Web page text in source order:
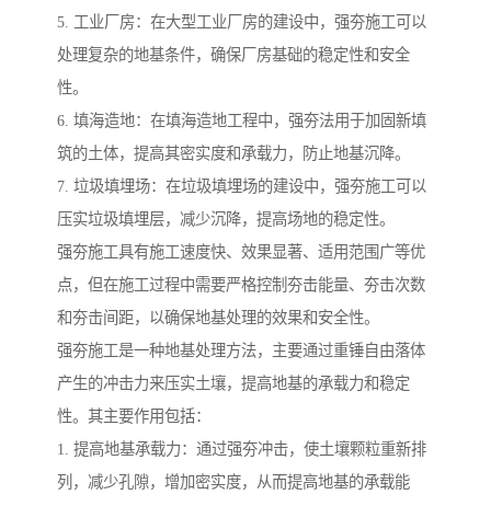
5. 工业厂房：在大型工业厂房的建设中，强夯施工可以
处理复杂的地基条件，确保厂房基础的稳定性和安全
性。
6. 填海造地：在填海造地工程中，强夯法用于加固新填
筑的土体，提高其密实度和承载力，防止地基沉降。
7. 垃圾填埋场：在垃圾填埋场的建设中，强夯施工可以
压实垃圾填埋层，减少沉降，提高场地的稳定性。
强夯施工具有施工速度快、效果显著、适用范围广等优
点，但在施工过程中需要严格控制夯击能量、夯击次数
和夯击间距，以确保地基处理的效果和安全性。
强夯施工是一种地基处理方法，主要通过重锤自由落体
产生的冲击力来压实土壤，提高地基的承载力和稳定
性。其主要作用包括：
1. 提高地基承载力：通过强夯冲击，使土壤颗粒重新排
列，减少孔隙，增加密实度，从而提高地基的承载能